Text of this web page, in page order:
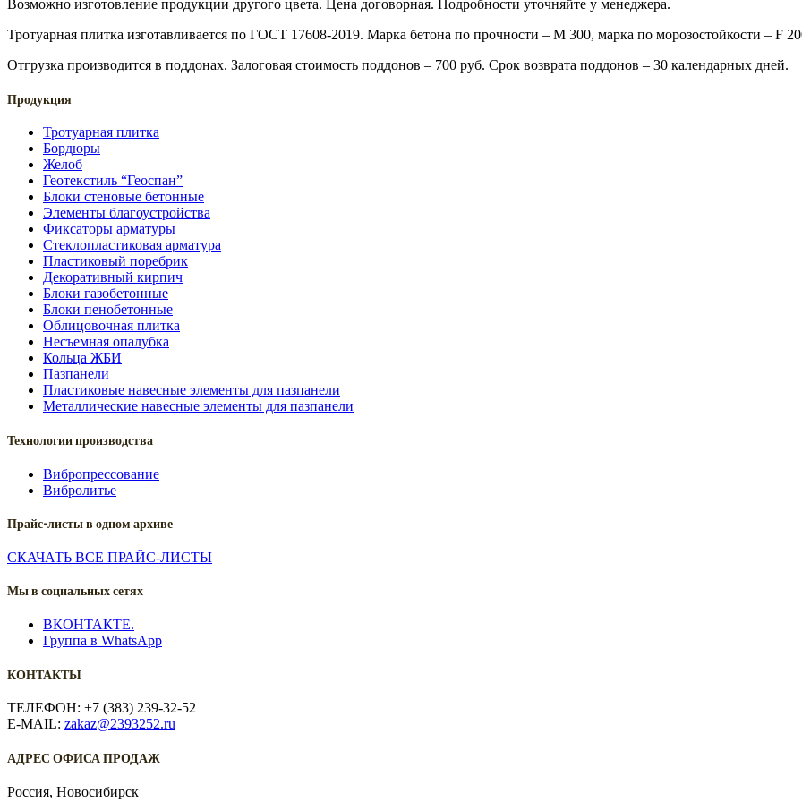
Возможно изготовление продукции другого цвета. Цена договорная. Подробности уточняйте у менеджера.
Тротуарная плитка изготавливается по ГОСТ 17608-2019. Марка бетона по прочности – М 300, марка по морозостойкости – F
Отгрузка производится в поддонах. Залоговая стоимость поддонов – 700 руб. Срок возврата поддонов – 30 календарных дней.
Продукция
Тротуарная плитка
Бордюры
Желоб
Геотекстиль “Геоспан”
Блоки стеновые бетонные
Элементы благоустройства
Фиксаторы арматуры
Стеклопластиковая арматура
Пластиковый поребрик
Декоративный кирпич
Блоки газобетонные
Блоки пенобетонные
Облицовочная плитка
Несъемная опалубка
Кольца ЖБИ
Пазпанели
Пластиковые навесные элементы для пазпанели
Металлические навесные элементы для пазпанели
Технологии производства
Вибропрессование
Вибролитье
Прайс-листы в одном архиве
СКАЧАТЬ ВСЕ ПРАЙС-ЛИСТЫ
Мы в социальных сетях
ВКОНТАКТЕ.
Группа в WhatsApp
КОНТАКТЫ
ТЕЛЕФОН: +7 (383) 239-32-52
E-MAIL: zakaz@2393252.ru
АДРЕС ОФИСА ПРОДАЖ
Россия, Новосибирск